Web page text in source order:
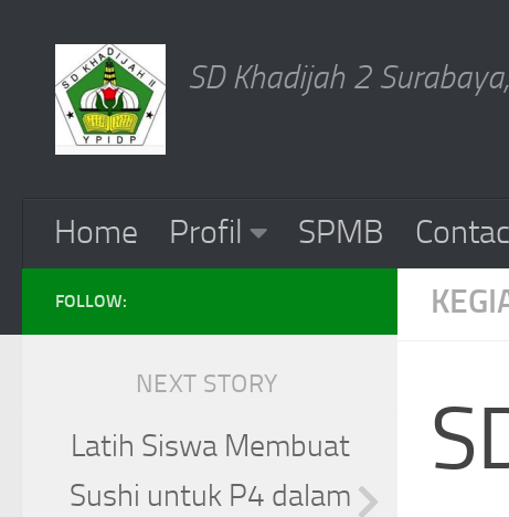
Skip to content
SD Khadijah 2
Home Profil SPMB
FOLLOW:
NEXT STORY
Latih Siswa Membuat
Sushi untuk P4 dalam